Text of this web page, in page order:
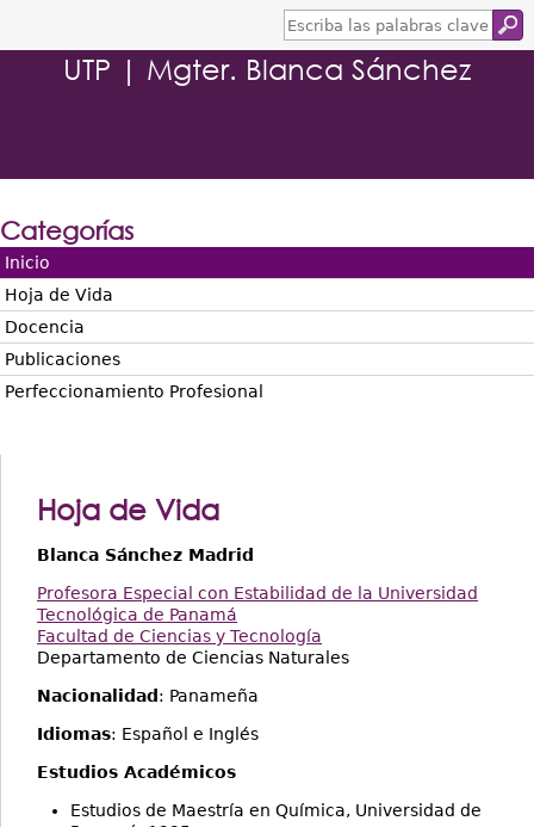
E
s
c
r
l
r
UTP | Mgter. Blanca Sánchez
Categorías
Inicio
Hoja de Vida
Docencia
Publicaciones
Perfeccionamiento Profesional
Hoja de Vida
Blanca Sánchez Madrid
Profesora Especial con Estabilidad de la Universidad
Tecnológica de Panamá
Facultad de Ciencias y Tecnología
Departamento de Ciencias Naturales
Nacionalidad : Panameña
Idiomas: Español e Inglés
Estudios Académicos
Estudios de Maestría en Química, Universidad de